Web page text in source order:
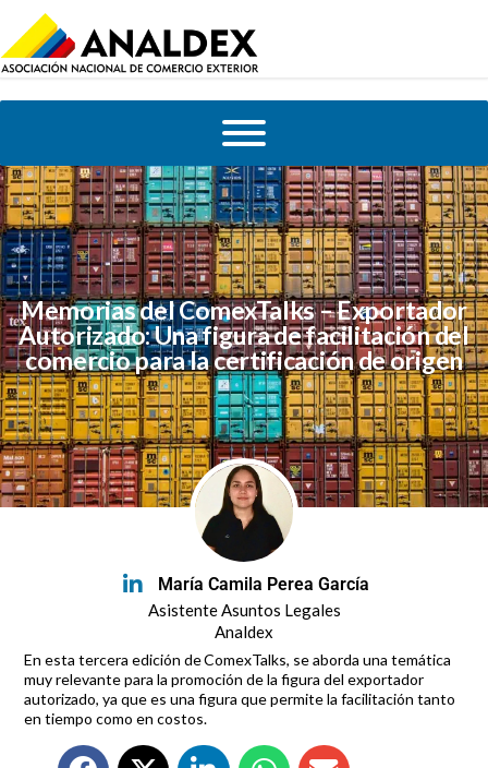
Memorias del ComexTalks – Exportador
Autorizado: Una figura de facilitación del
comercio para la certificación de origen
María Camila Perea García
Asistente Asuntos Legales
Analdex
En esta tercera edición de ComexTalks, se aborda una temática
muy relevante para la promoción de la figura del exportador
autorizado, ya que es una figura que permite la facilitación tanto
en tiempo como en costos.